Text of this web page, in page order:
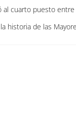
al cuarto puesto
historia de las